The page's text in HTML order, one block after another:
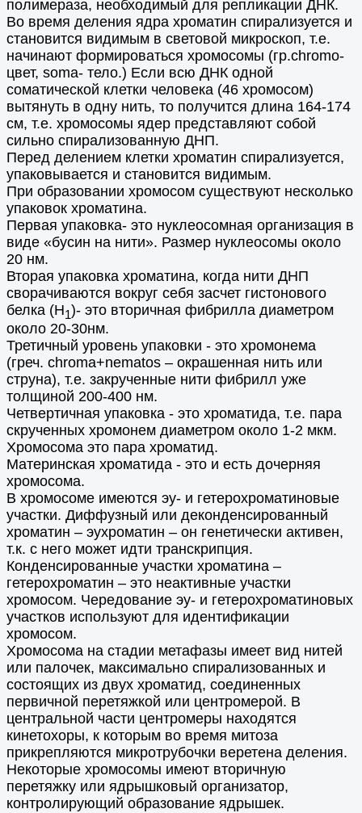
полимераза, необходимый для репликации ДНК.
Во время деления ядра хроматин спирализуется и
становится видимым в световой микроскоп, т.е.
начинают формироваться хромосомы (гр.chromo-
цвет, soma- тело.) Если всю ДНК одной
соматической клетки человека (46 хромосом)
вытянуть в одну нить, то получится длина 164-174
см, т.е. хромосомы ядер представляют собой
сильно спирализованную ДНП.
Перед делением клетки хроматин спирализуется,
упаковывается и становится видимым.
При образовании хромосом существуют несколько
упаковок хроматина.
Первая упаковка- это нуклеосомная организация в
виде «бусин на нити». Размер нуклеосомы около
20 нм.
Вторая упаковка хроматина, когда нити ДНП
сворачиваются вокруг себя засчет гистонового
белка (Н1)- это вторичная фибрилла диаметром
около 20-30нм.
Третичный уровень упаковки - это хромонема
(греч. chroma+nematos – окрашенная нить или
струна), т.е. закрученные нити фибрилл уже
толщиной 200-400 нм.
Четвертичная упаковка - это хроматида, т.е. пара
скрученных хромонем диаметром около 1-2 мкм.
Хромосома это пара хроматид.
Материнская хроматида - это и есть дочерняя
хромосома.
В хромосоме имеются эу- и гетерохроматиновые
участки. Диффузный или деконденсированный
хроматин – эухроматин – он генетически активен,
т.к. с него может идти транскрипция.
Конденсированные участки хроматина –
гетерохроматин – это неактивные участки
хромосом. Чередование эу- и гетерохроматиновых
участков используют для идентификации
хромосом.
Хромосома на стадии метафазы имеет вид нитей
или палочек, максимально спирализованных и
состоящих из двух хроматид, соединенных
первичной перетяжкой или центромерой. В
центральной части центромеры находятся
кинетохоры, к которым во время митоза
прикрепляются микротрубочки веретена деления.
Некоторые хромосомы имеют вторичную
перетяжку или ядрышковый организатор,
контролирующий образование ядрышек.